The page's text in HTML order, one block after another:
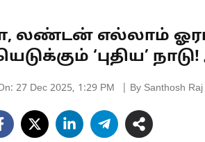
லண்டன் எல்லாம்
‘புதிய’
27 Dec 2025, 1:29 PM | By Santhosh